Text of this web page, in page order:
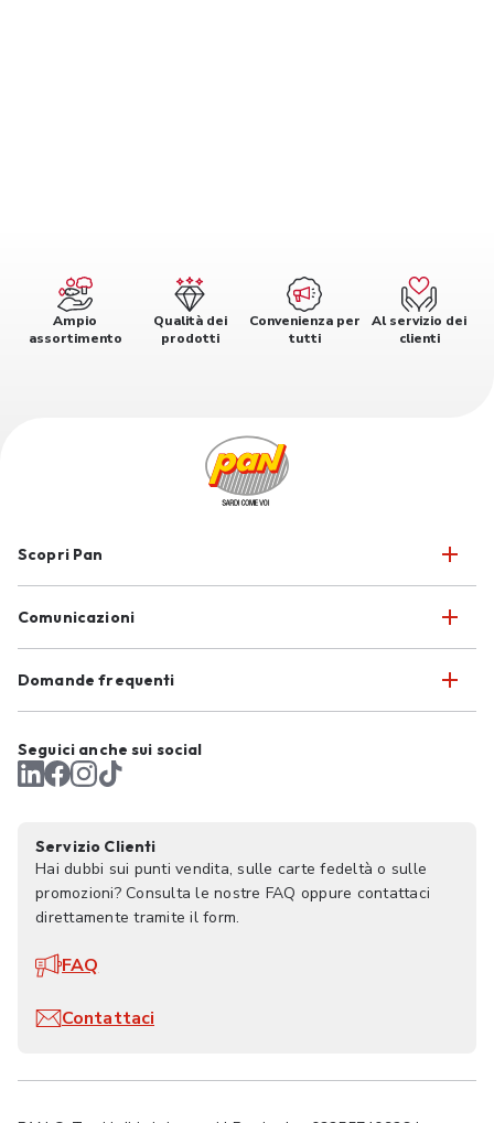
Ampio
assortimento
Qualità dei
prodotti
Convenienza per
tutti
Al servizio dei
clienti
Scopri Pan
Comunicazioni
Domande frequenti
Seguici anche sui social
Servizio Clienti
Hai dubbi sui punti vendita, sulle carte fedeltà o sulle
promozioni? Consulta le nostre FAQ oppure contattaci
direttamente tramite il form.
FAQ
Contattaci